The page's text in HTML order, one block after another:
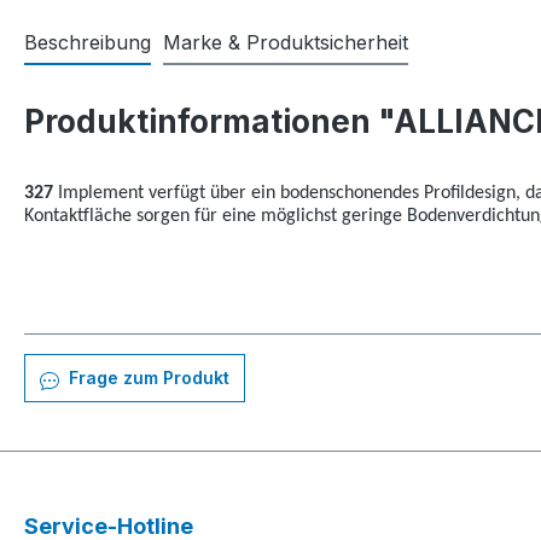
Beschreibung Marke & Produktsicherheit
Produktinformationen
327 Implement verfügt über ein bodenschonendes Profildesign,
Kontaktfläche sorgen für eine möglichst geringe
Frage zum Produkt
Service-Hotline